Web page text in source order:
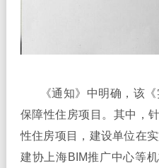
《通知》中明确，该
保障性住房项目。其中，
性住房项目，建设单位在
建协上海BIM推广中心等